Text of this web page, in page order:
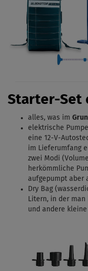
Starter-Set
alles, was im
elektrische Pumpe
eine 12-V-
im Lieferumfang
zwei Modi
herkömmliche
aufgepumpt aber
Dry Bag
Litern, in der man
und andere